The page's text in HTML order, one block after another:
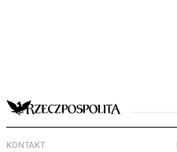
KONTAKT